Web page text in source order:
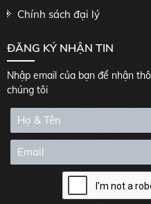
Chính sách đại lý
ĐĂNG KÝ NHẬN TIN
Nhập email của bạn để nhận
chúng tôi